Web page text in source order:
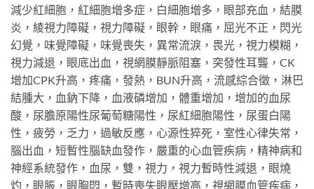
減少紅細胞，紅細胞增多症，白細胞增多，眼部充血，結膜
炎，綾視力障礙，視力障礙，眼幹，眼痛，屈光不正，閃光
幻覺，味覺障礙，味覺喪失，異常流淚，畏光，視力模糊，
視力減退，眼底出血，視網膜靜脈阻塞，突發性耳聾，CK
增加CPK升高，疼痛，發熱，BUN升高，流感綜合徵，淋巴
結腫大，血鈉下降，血液磷增加，體重增加，增加的血尿
酸，尿膽原陽性尿葡萄糖陽性，尿紅細胞陽性，尿蛋白陽
性，疲勞，乏力，過敏反應，心源性猝死，室性心律失常，
腦出血，短暫性腦缺血發作，嚴重的心血管疾病，精神病和
神經系統發作，血尿，雙，視力，視力暫時性減退，眼燒
灼，眼脹，眼胸悶，暫時喪失眼壓增高，視網膜血管疾病，